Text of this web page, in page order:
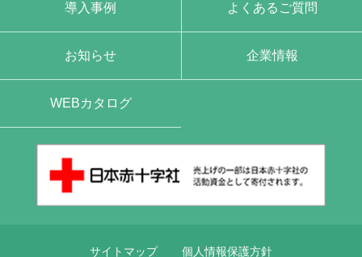
導入事例 よくあるご質問
お知らせ 企業情報
WEBカタログ
サイトマップ 個人情報保護方針